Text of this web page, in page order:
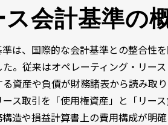
ス会計基準の
は、国際的な会計基準との整合性
。従来はオペレーティング・リー
資産や負債が財務諸表から読み取
ス取引を「使用権資産」と「リー
構造や損益計算書上の費用構成が明